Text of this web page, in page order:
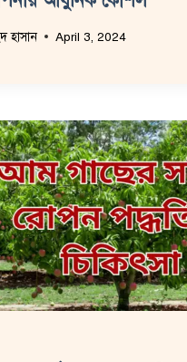
হাসান April 3, 2024